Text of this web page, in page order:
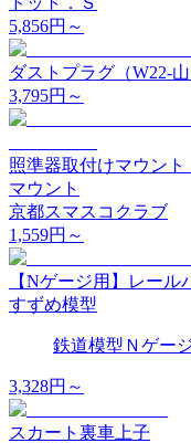
5,856円～
ダストプラグ（W22-
3,795円～
照準器取付けマウン
マウント
京都スマスコクラブ
1,559円～
【Nゲージ用】レー
すずめ模型
鉄道模型 Ｎゲー
3,328円～
スカート裏車上子